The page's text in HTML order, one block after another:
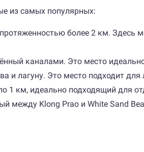
из самых популярных:
более 2 км. Здесь
каналами. Это место
и лагуну. Это место подходит для
1 км, идеально подходящий для
между Klong Prao и White Sand